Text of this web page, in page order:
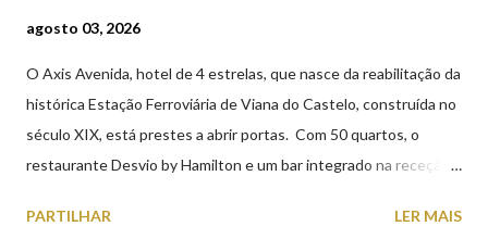
agosto 03, 2026
O Axis Avenida, hotel de 4 estrelas, que nasce da reabilitação da
histórica Estação Ferroviária de Viana do Castelo, construída no
século XIX, está prestes a abrir portas. Com 50 quartos, o
restaurante Desvio by Hamilton e um bar integrado na receção,
peças históricas cedidas pela IP Património que homenageiam a
PARTILHAR LER MAIS